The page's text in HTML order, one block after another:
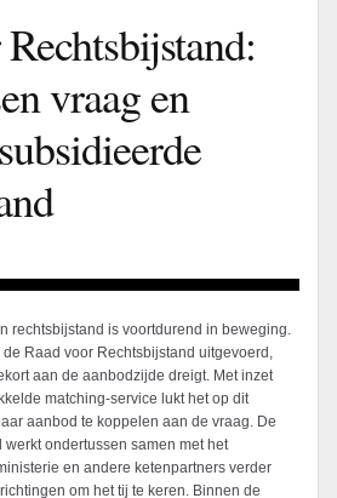
vraag en
rechtsbijstand is voortdurend in beweging.
Raad voor Rechtsbijstand uitgevoerd,
aan de aanbodzijde dreigt. Met inzet
matching-service lukt het op dit
aanbod te koppelen aan de vraag. De
ondertussen samen met het
en andere ketenpartners verder
om het tij te keren. Binnen de